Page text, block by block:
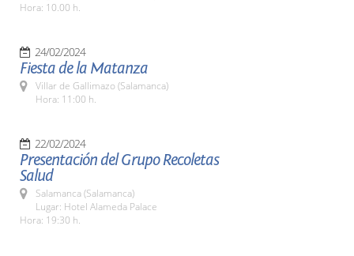
Hora: 10.00 h.
24/02/2024
Fiesta de la Matanza
Villar de Gallimazo (Salamanca)
Hora: 11:00 h.
22/02/2024
Presentación del Grupo Recoletas
Salud
Salamanca (Salamanca)
Lugar: Hotel Alameda Palace
Hora: 19:30 h.